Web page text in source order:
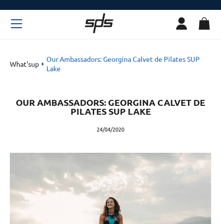
What'sup
Our Ambassadors: Georgina Calvet de Pilates SUP
Lake
OUR AMBASSADORS: GEORGINA CALVET DE
PILATES SUP LAKE
24/04/2020